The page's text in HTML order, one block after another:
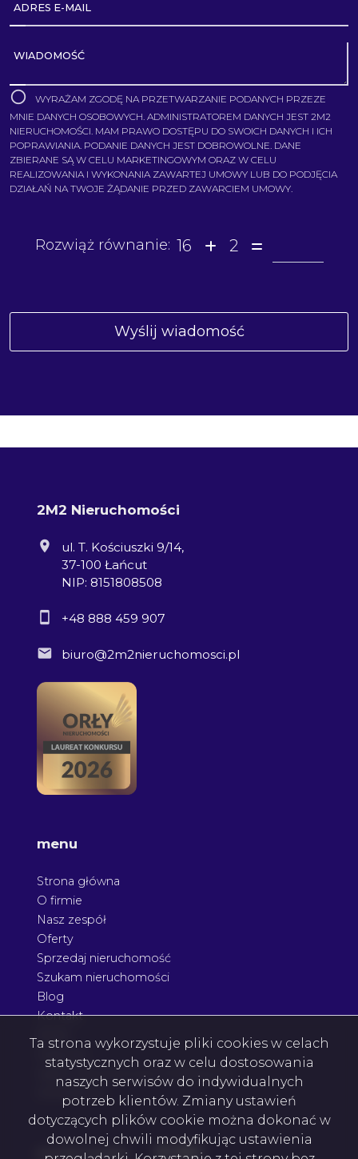
ADRES E-MAIL
WIADOMOŚĆ
WYRAŻAM ZGODĘ NA PRZETWARZANIE PODANYCH PRZEZE
MNIE DANYCH OSOBOWYCH. ADMINISTRATOREM DANYCH JEST 2M2
NIERUCHOMOŚCI. MAM PRAWO DOSTĘPU DO SWOICH DANYCH I ICH
POPRAWIANIA. PODANIE DANYCH JEST DOBROWOLNE. DANE
ZBIERANE SĄ W CELU MARKETINGOWYM ORAZ W CELU
REALIZOWANIA I WYKONANIA ZAWARTEJ UMOWY LUB DO PODJĘCIA
DZIAŁAŃ NA TWOJE ŻĄDANIE PRZED ZAWARCIEM UMOWY.
Rozwiąż równanie: 16 2
2M2 Nieruchomości
ul. T. Kościuszki 9/14,
37-100 Łańcut
NIP: 8151808508
+48 888 459 907
biuro@2m2nieruchomosci.pl
menu
Strona główna
O firmie
Nasz zespół
Oferty
Sprzedaj nieruchomość
Szukam nieruchomości
Blog
Kontakt
Agent nieruchomości Podkarpacie
Architektura
social media Facebook
Facebook
Facebook
Facebook
Ta strona wykorzystuje pliki cookies w celach
statystycznych oraz w celu dostosowania
naszych serwisów do indywidualnych
potrzeb klientów. Zmiany ustawień
dotyczących plików cookie można dokonać w
dowolnej chwili modyfikując ustawienia